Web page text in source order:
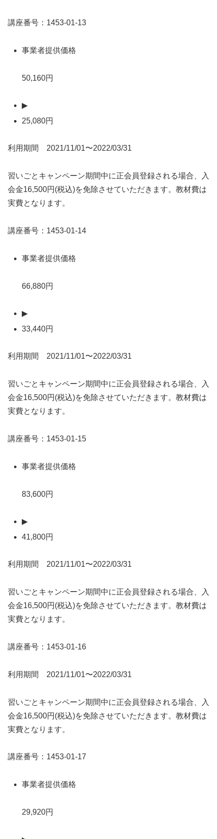
講座番号：1453-01-13
事業者提供価格
50,160円
▶
25,080円
利用期間 2021/11/01〜2022/03/31
習いごとキャンペーン期間中に正会員登録される場合、入
会金16,500円(税込)を免除させていただきます。教材費は
実費となります。
講座番号：1453-01-14
事業者提供価格
66,880円
▶
33,440円
利用期間 2021/11/01〜2022/03/31
習いごとキャンペーン期間中に正会員登録される場合、入
会金16,500円(税込)を免除させていただきます。教材費は
実費となります。
講座番号：1453-01-15
事業者提供価格
83,600円
▶
41,800円
利用期間 2021/11/01〜2022/03/31
習いごとキャンペーン期間中に正会員登録される場合、入
会金16,500円(税込)を免除させていただきます。教材費は
実費となります。
講座番号：1453-01-16
利用期間 2021/11/01〜2022/03/31
習いごとキャンペーン期間中に正会員登録される場合、入
会金16,500円(税込)を免除させていただきます。教材費は
実費となります。
講座番号：1453-01-17
事業者提供価格
29,920円